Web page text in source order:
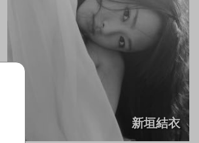
新垣結衣